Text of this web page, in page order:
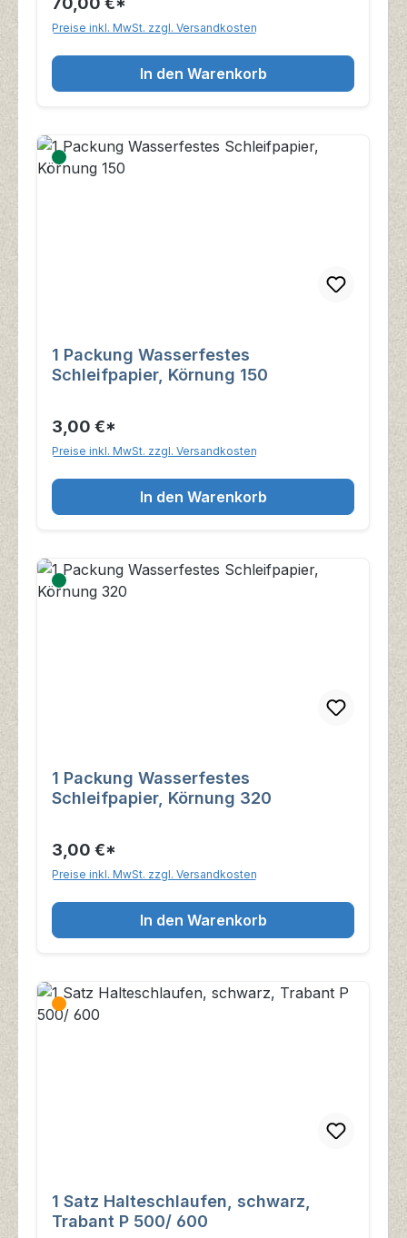
Preise inkl. MwSt. zzgl. Versandkosten
In den Warenkorb
1 Packung Wasserfestes
Schleifpapier, Körnung 150
3,00 €*
Preise inkl. MwSt. zzgl. Versandkosten
In den Warenkorb
1 Packung Wasserfestes
Schleifpapier, Körnung 320
3,00 €*
Preise inkl. MwSt. zzgl. Versandkosten
In den Warenkorb
1 Satz Halteschlaufen, schwarz,
Trabant P 500/ 600